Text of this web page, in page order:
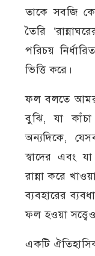
তাকে সবজি
তৈরি
পরিচয়
ভিত্তি করে।
ফল বলতে আমরা
বুঝি, যা কাঁচা
অন্যদিকে,
স্বাদের এবং
রান্না করে
ব্যবহারের
ফল হওয়া
একটি